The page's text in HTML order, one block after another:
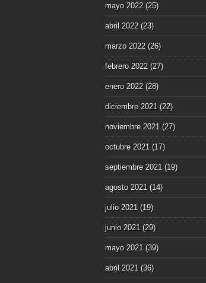
mayo 2022 (25)
abril 2022 (23)
marzo 2022 (26)
febrero 2022 (27)
enero 2022 (28)
diciembre 2021 (22)
noviembre 2021 (27)
octubre 2021 (17)
septiembre 2021 (19)
agosto 2021 (14)
julio 2021 (19)
junio 2021 (29)
mayo 2021 (39)
abril 2021 (36)